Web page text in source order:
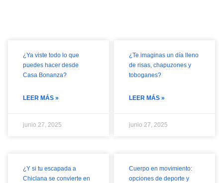
¿Ya viste todo lo que
puedes hacer desde
Casa Bonanza?
LEER MÁS »
junio 27, 2025
¿Te imaginas un día lleno
de risas, chapuzones y
toboganes?
LEER MÁS »
junio 27, 2025
¿Y si tu escapada a
Chiclana se convierte en
Cuerpo en movimiento:
opciones de deporte y